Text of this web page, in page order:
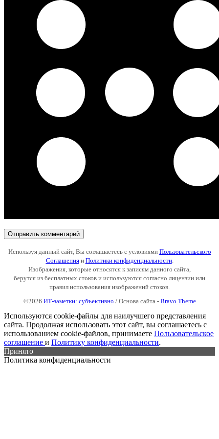
Используя данный сайт, Вы соглашаетесь с условиями Пользовательского
Соглашенияи Политики конфиденциальности.
Изображения, которые относятся к записям данного сайта,
берутся из бесплатных стоков и используются согласно лицензии или
правил использования изображений стоков.
©2026 ИТ-заметки: субъективно / Основа сайта - Bravo Theme
Используются cookie-файлы для наилучшего представления
сайта. Продолжая использовать этот сайт, вы соглашаетесь с
использованием cookie-файлов, принимаете Пользовательское
соглашение и Политику конфиденциальности.
Принято
Политика конфиденциальности